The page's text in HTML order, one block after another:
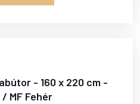
- 160 x 220 cm -
MF Fehér